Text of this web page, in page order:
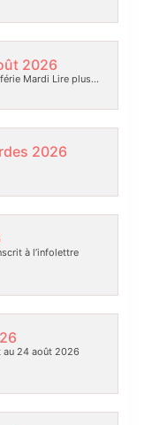
2026
Mardi Lire plus…
2026
à l’infolettre
24 août 2026